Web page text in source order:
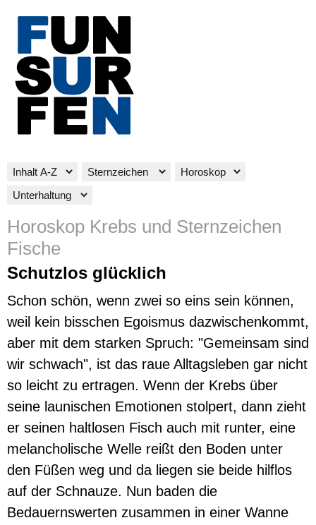
Horoskop Krebs und Sternzeichen
Fische
Schutzlos glücklich
Schon schön, wenn zwei so eins sein können,
weil kein bisschen Egoismus dazwischenkommt,
aber mit dem starken Spruch: "Gemeinsam sind
wir schwach", ist das raue Alltagsleben gar nicht
so leicht zu ertragen. Wenn der Krebs über
seine launischen Emotionen stolpert, dann zieht
er seinen haltlosen Fisch auch mit runter, eine
melancholische Welle reißt den Boden unter
den Füßen weg und da liegen sie beide hilflos
auf der Schnauze. Nun baden die
Bedauernswerten zusammen in einer Wanne